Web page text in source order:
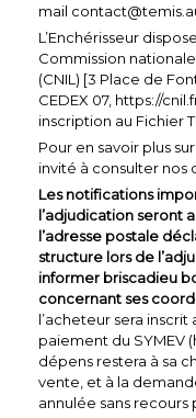
mail
L’Enchérisseur
Commission
(CNIL) [3 Place de
CEDEX 07, https://
inscription au Fichier
Pour en savoir plus
invité à consulter nos
Les notifications
l’adjudication seront
l’adresse postale
structure lors de
informer briscadieu
concernant ses
l’acheteur sera
paiement du SYMEV
dépens restera à sa
vente, et à la
annulée sans recours